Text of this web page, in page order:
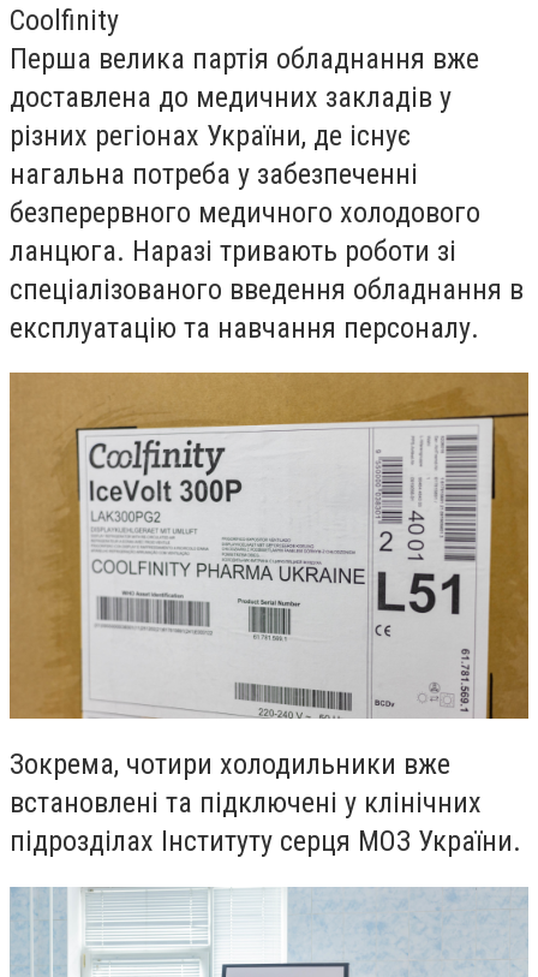
Coolfinity
Перша велика партія обладнання вже
доставлена до медичних закладів у
різних регіонах України, де існує
нагальна потреба у забезпеченні
безперервного медичного холодового
ланцюга. Наразі тривають роботи зі
спеціалізованого введення обладнання в
експлуатацію та навчання персоналу.
Зокрема, чотири холодильники вже
встановлені та підключені у клінічних
підрозділах Інституту серця МОЗ України.